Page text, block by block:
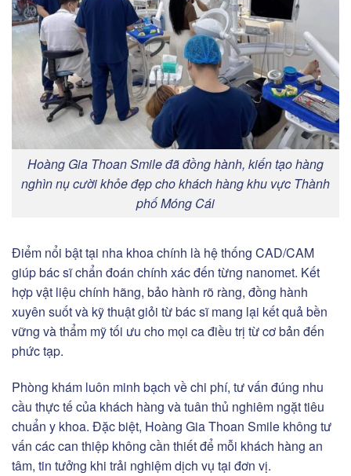
Hoàng Gia Thoan Smile đã đồng hành, kiến tạo hàng
nghìn nụ cười khỏe đẹp cho khách hàng khu vực Thành
phố Móng Cái
Điểm nổi bật tại nha khoa chính là hệ thống CAD/CAM
giúp bác sĩ chẩn đoán chính xác đến từng nanomet. Kết
hợp vật liệu chính hãng, bảo hành rõ ràng, đồng hành
xuyên suốt và kỹ thuật giỏi từ bác sĩ mang lại kết quả bền
vững và thẩm mỹ tối ưu cho mọi ca điều trị từ cơ bản đến
phức tạp.
Phòng khám luôn minh bạch về chi phí, tư vấn đúng nhu
cầu thực tế của khách hàng và tuân thủ nghiêm ngặt tiêu
chuẩn y khoa. Đặc biệt, Hoàng Gia Thoan Smile không tư
vấn các can thiệp không cần thiết để mỗi khách hàng an
tâm, tin tưởng khi trải nghiệm dịch vụ tại đơn vị.